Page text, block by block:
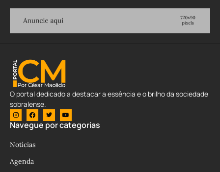
O portal dedicado a destacar a essência e o brilho da sociedade
sobralense.
Navegue por categorias
Notícias
Agenda